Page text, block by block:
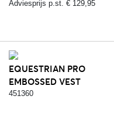
Adviesprijs p.st. € 129,95
EQUESTRIAN PRO
EMBOSSED VEST
POLYGIENE - 567. WINE
451360